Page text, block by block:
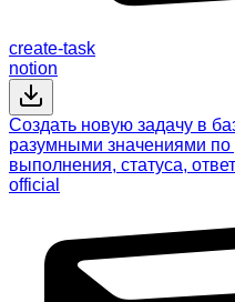
create-task
notion
Создать новую задачу в
разумными значениями
выполнения, статуса,
official